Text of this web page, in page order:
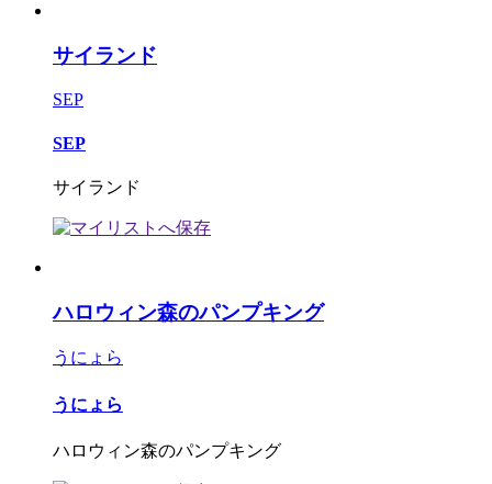
サイランド
SEP
SEP
サイランド
ハロウィン森のパンプキング
うにょら
うにょら
ハロウィン森のパンプキング